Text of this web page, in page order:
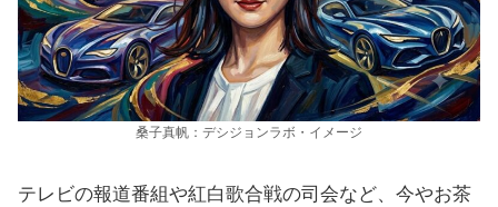
桑子真帆：デシジョンラボ・イメージ
テレビの報道番組や紅白歌合戦の司会など、今やお茶